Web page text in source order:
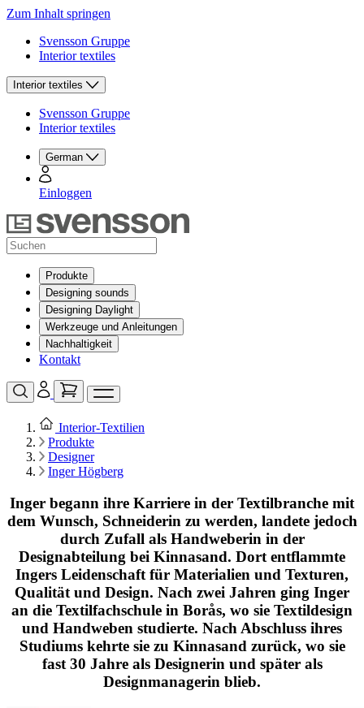
Zum Inhalt springen
Svensson Gruppe
Interior textiles
Interior textiles
Svensson Gruppe
Interior textiles
German
Einloggen
Produkte
Designing sounds
Designing Daylight
Werkzeuge und Anleitungen
Nachhaltigkeit
Kontakt
Interior‑Textilien
Produkte
Designer
Inger Högberg
Inger begann ihre Karriere in der Textilbranche mit
dem Wunsch, Schneiderin zu werden, landete jedoch
durch Zufall als Handweberin in der
Designabteilung bei Kinnasand. Dort entflammte
Ingers Leidenschaft für Materialien und Texturen,
Qualität und Design. Nach zwei Jahren ging Inger
an die Textilfachschule in Borås, wo sie Textildesign
und Handweben studierte. Nach Abschluss ihres
Studiums kehrte sie zu Kinnasand zurück, wo sie
fast 30 Jahre als Designerin und später als
Designmanagerin blieb.